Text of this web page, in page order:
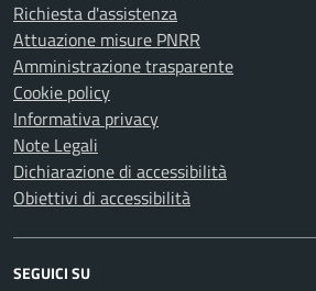
Richiesta d'assistenza
Attuazione misure PNRR
Amministrazione trasparente
Cookie policy
Informativa privacy
Note Legali
Dichiarazione di accessibilità
Obiettivi di accessibilità
SEGUICI SU